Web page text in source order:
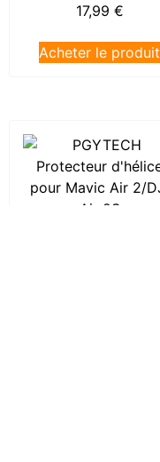
17,99 €
Acheter le produit